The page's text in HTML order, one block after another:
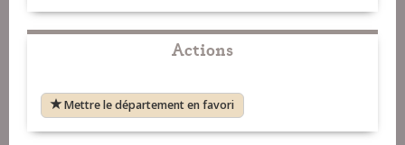
Actions
Mettre le département en favori